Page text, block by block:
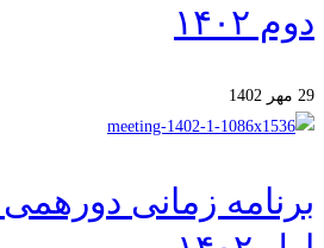
دوم ۱۴۰۲
29 مهر 1402
برنامه زمانی